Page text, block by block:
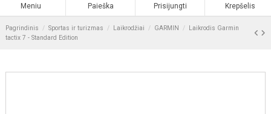
Meniu Paieška Prisijungti Krepšelis
Pagrindinis Sportas ir turizmas Laikrodžiai GARMIN
Laikrodis Garmin
tactix 7 - Standard Edition